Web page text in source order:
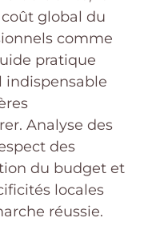
global du
comme
pratique
indispensable
Analyse des
des
du budget et
locales
réussie.